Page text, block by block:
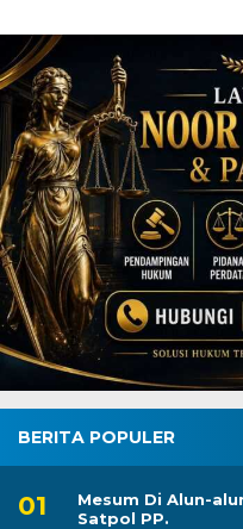
BERITA POPULER
Mesum Di Alun-
Satpol PP.